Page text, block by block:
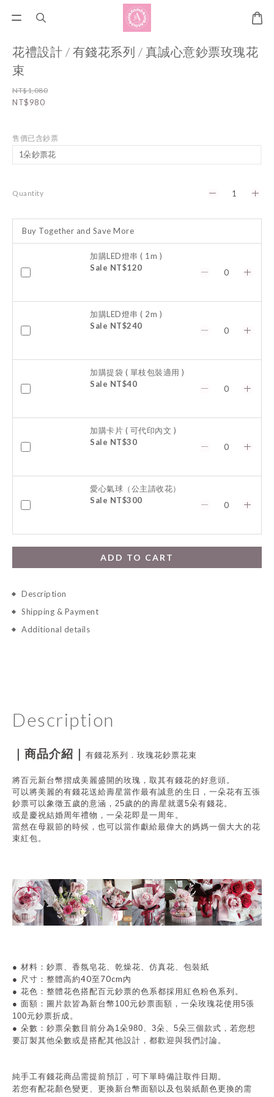
花禮設計 / 有錢花系列 / 真誠心意鈔票玫瑰花
束
NT$1,080
NT$980
售價已含鈔票
Quantity
Buy Together and Save More
加購LED燈串 ( 1m )
Sale NT$120
加購LED燈串 ( 2m )
Sale NT$240
加購提袋 ( 單枝包裝適用 )
Sale NT$40
加購卡片 ( 可代印內文 )
Sale NT$30
愛心氣球（公主請收花）
Sale NT$300
ADD TO CART
Description
Shipping & Payment
Additional details
Description
｜商品介紹｜ 有錢花系列．玫瑰花鈔票花束
將百元新台幣摺成美麗盛開的玫瑰，取其有錢花的好意頭。
可以將美麗的有錢花送給壽星當作最有誠意的生日，一朵花有五張
鈔票可以象徵五歲的意涵，25歲的的壽星就選5朵有錢花。
或是慶祝結婚周年禮物，一朵花即是一周年。
當然在母親節的時候，也可以當作獻給最偉大的媽媽一個大大的花
束紅包。
● 材料：鈔票、香氛皂花、乾燥花、仿真花、包裝紙
● 尺寸：整體高約40至70cm 內
● 花色：整體花色搭配百元鈔票的色系都採用紅色粉色系列。
● 面額 ：圖片款皆為新台幣100元鈔票面額，一朵玫瑰花使用5張
100元鈔票折成。
● 朵數 ：鈔票朵數目前分為1朵980、3朵、5朵三個款式，若您想
要訂製其他朵數或是搭配其他設計，都歡迎與我們討論。
純手工有錢花商品需提前預訂，可下單時備註取件日期。
若您有配花顏色變更、更換新台幣面額以及包裝紙顏色更換的需